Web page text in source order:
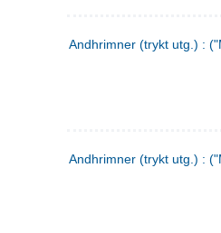
Andhrimner (trykt utg.) :
Andhrimner (trykt utg.) :